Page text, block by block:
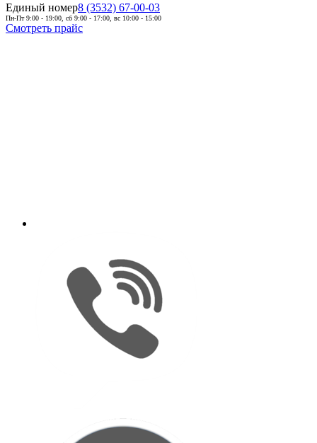
Единый номер8 (3532) 67-00-03
Пн-Пт 9:00 - 19:00, сб 9:00 - 17:00, вс 10:00 - 15:00
Смотреть прайс